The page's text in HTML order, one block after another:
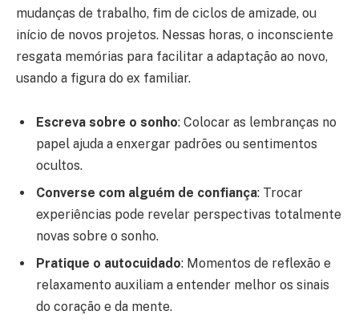
mudanças de trabalho, fim de ciclos de amizade, ou
início de novos projetos. Nessas horas, o inconsciente
resgata memórias para facilitar a adaptação ao novo,
usando a figura do ex familiar.
Escreva sobre o sonho: Colocar as lembranças no
papel ajuda a enxergar padrões ou sentimentos
ocultos.
Converse com alguém de confiança: Trocar
experiências pode revelar perspectivas totalmente
novas sobre o sonho.
Pratique o autocuidado: Momentos de reflexão e
relaxamento auxiliam a entender melhor os sinais
do coração e da mente.